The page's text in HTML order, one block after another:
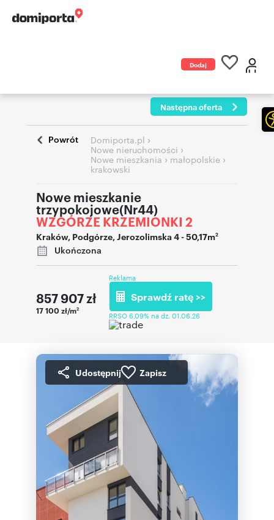
Dodaj
Następna oferta
Powrót Domiporta.pl ›
Nowe nieruchomości ›
Nowe mieszkania › małopolskie ›
krakowski
Nowe mieszkanie
trzypokojowe(Nr44)
WZGÓRZE KRZEMIONKI 2
Kraków, Podgórze,Jerozolimska 4- 50,17m2
Ukończona
857 907zł
17 100 zł/m2
Reklama
Sprawdź ratę >>
RRSO 6,09% na dz. 01.06.26
Udostępnij Zapisz